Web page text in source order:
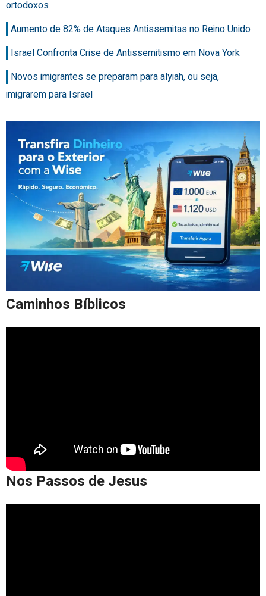
ortodoxos
Aumento de 82% de Ataques Antissemitas no Reino Unido
Israel Confronta Crise de Antissemitismo em Nova York
Novos imigrantes se preparam para alyiah, ou seja,
imigrarem para Israel
Caminhos Bíblicos
Nos Passos de Jesus